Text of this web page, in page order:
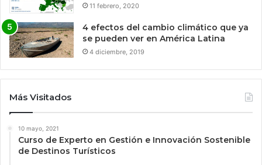
11 febrero, 2020
4 efectos del cambio climático que ya
se pueden ver en América Latina
4 diciembre, 2019
Más Visitados
10 mayo, 2021
Curso de Experto en Gestión e Innovación Sostenible
de Destinos Turísticos